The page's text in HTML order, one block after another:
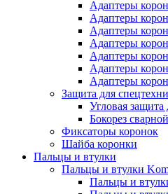
Адаптеры
Адаптеры
Адаптеры
Адаптеры
Адаптеры
Адаптеры
Адаптеры
Защита для
Угловая защита
Бокорез сварной
Фиксаторы коронок
Шайба коронки
Пальцы и втулки
Пальцы и втулки
Пальцы и